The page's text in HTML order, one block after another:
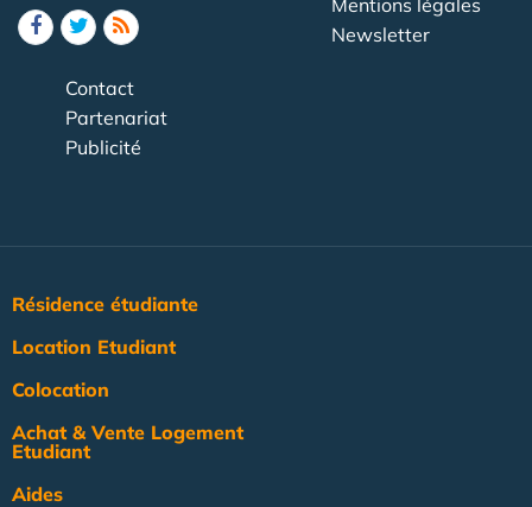
Mentions légales
Newsletter
Contact
Partenariat
Publicité
Résidence étudiante
Location Etudiant
Colocation
Achat & Vente Logement
Etudiant
Aides